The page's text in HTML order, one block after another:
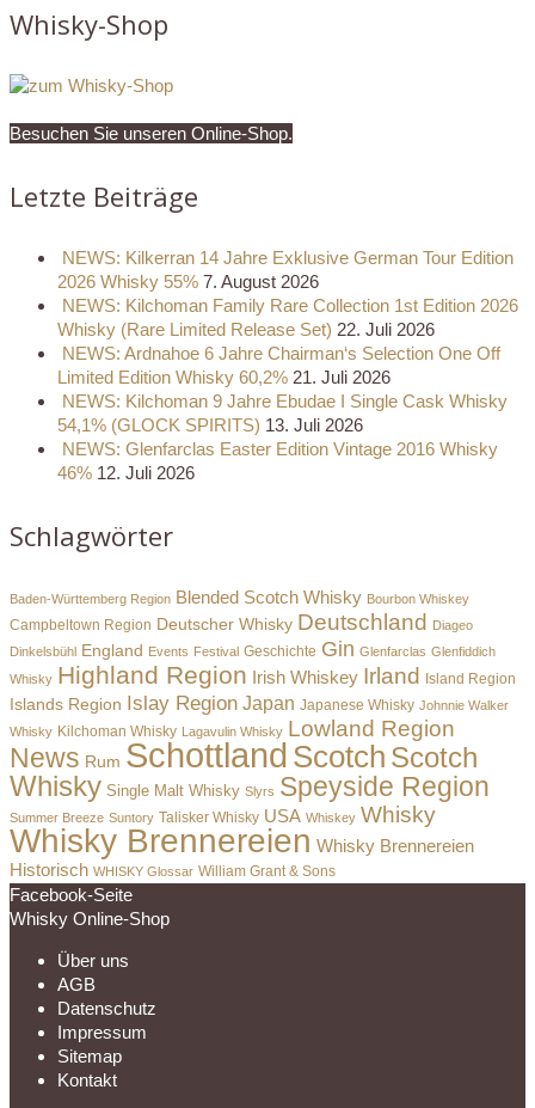
Whisky-Shop
Besuchen Sie unseren Online-Shop.
Letzte Beiträge
NEWS: Kilkerran 14 Jahre Exklusive German Tour Edition
2026 Whisky 55% 7. August 2026
NEWS: Kilchoman Family Rare Collection 1st Edition 2026
Whisky (Rare Limited Release Set) 22. Juli 2026
NEWS: Ardnahoe 6 Jahre Chairman‘s Selection One Off
Limited Edition Whisky 60,2% 21. Juli 2026
NEWS: Kilchoman 9 Jahre Ebudae I Single Cask Whisky
54,1% (GLOCK SPIRITS) 13. Juli 2026
NEWS: Glenfarclas Easter Edition Vintage 2016 Whisky
46% 12. Juli 2026
Schlagwörter
Baden-Württemberg Region Blended Scotch Whisky Bourbon Whiskey
Campbeltown Region Deutscher Whisky Deutschland Diageo
Dinkelsbühl England Events Festival Geschichte Gin Glenfarclas Glenfiddich
Whisky Highland Region Irish Whiskey Irland Island Region
Islands Region Islay Region Japan Japanese Whisky Johnnie Walker
Whisky Kilchoman Whisky Lagavulin Whisky Lowland Region
News Rum Schottland Scotch Scotch
Whisky Single Malt Whisky Slyrs Speyside Region
Summer Breeze Suntory Talisker Whisky USA Whiskey Whisky
Whisky Brennereien Whisky Brennereien
Historisch WHISKY Glossar William Grant & Sons
Facebook-Seite
Whisky Online-Shop
Über uns
AGB
Datenschutz
Impressum
Sitemap
Kontakt